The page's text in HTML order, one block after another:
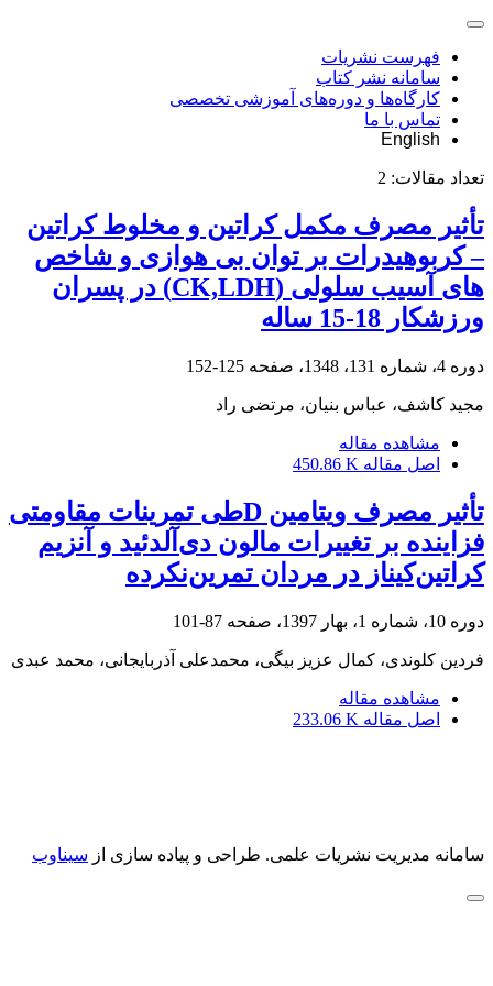
فهرست نشریات
سامانه نشر کتاب
کارگاه‌ها و دوره‌های آموزشی تخصصی
تماس با ما
English
تعداد مقالات: 2
تأثیر مصرف مکمل کراتین و مخلوط کراتین
– کربوهیدرات بر توان بی هوازی و شاخص
های آسیب سلولی (CK,LDH) در پسران
ورزشکار 18-15 ساله
دوره 4، شماره 131، 1348، صفحه 125-152
مجید کاشف، عباس بنیان، مرتضی راد
مشاهده مقاله
اصل مقاله 450.86 K
تأثیر مصرف ویتامین Dطی تمرینات مقاومتی
فزاینده بر تغییرات مالون دی‌آلدئید و آنزیم
کراتین‌کیناز در مردان تمرین‌نکرده
دوره 10، شماره 1، بهار 1397، صفحه 87-101
فردین کلوندی، کمال عزیز بیگی، محمدعلی آذربایجانی، محمد عبدی
مشاهده مقاله
اصل مقاله 233.06 K
سامانه مدیریت نشریات علمی. طراحی و پیاده سازی از سیناوب